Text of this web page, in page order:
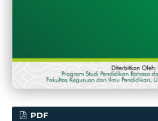
PDF